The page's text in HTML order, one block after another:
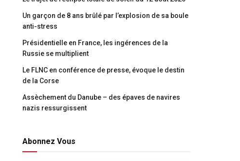
Un garçon de 8 ans brûlé par l’explosion de sa boule
anti-stress
Présidentielle en France, les ingérences de la
Russie se multiplient
Le FLNC en conférence de presse, évoque le destin
de la Corse
Assèchement du Danube – des épaves de navires
nazis ressurgissent
Abonnez Vous